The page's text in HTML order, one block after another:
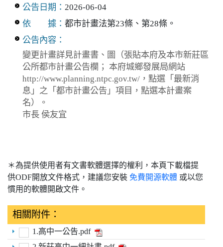
公告日期： 2026-06-04
依 據： 都市計畫法第23條、第28條。
公告內容：
變更計畫詳見計畫書、圖（張貼本府及本市新莊區
公所都市計畫公告欄； 本府城鄉發展局網站
http://www.planning.ntpc.gov.tw/，點選「最新消
息」之「都市計畫公告」項目，點選本計畫案
名）。
市長 侯友宜
＊為提供使用者有文書軟體選擇的權利，本頁下載檔提
供ODF開放文件格式，建議您安裝 免費開源軟體 或以您
慣用的軟體開啟文件。
相關附件：
1.高中一公告.pdf